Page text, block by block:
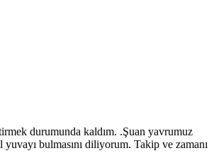
durumunda kaldım. .Şuan yavrumuz
bulmasını diliyorum. Takip ve zamanı